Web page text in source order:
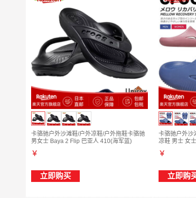
卡骆驰户外沙滩鞋/户外凉鞋/户外拖鞋卡骆驰
男女士 Baya 2 Flip 巴亚人 410(海军蓝)
￥
立即购买
卡骆驰户外沙
凉鞋 男士 女
￥
立即购